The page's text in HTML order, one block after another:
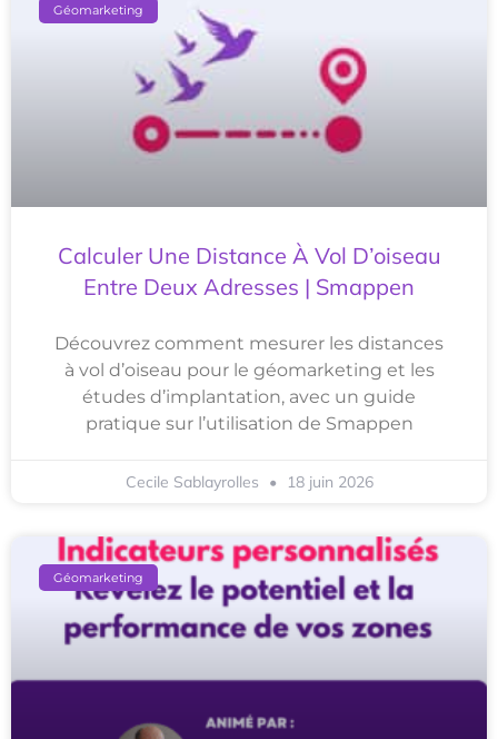
Géomarketing
Calculer Une Distance À Vol D’oiseau
Entre Deux Adresses | Smappen
Découvrez comment mesurer les distances
à vol d’oiseau pour le géomarketing et les
études d’implantation, avec un guide
pratique sur l’utilisation de Smappen
Cecile Sablayrolles 18 juin 2026
Géomarketing